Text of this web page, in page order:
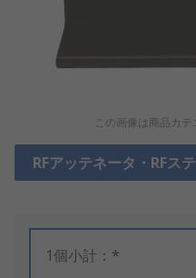
この画像は商品カテ
RFアッテネータ・RFス
1個小計：*